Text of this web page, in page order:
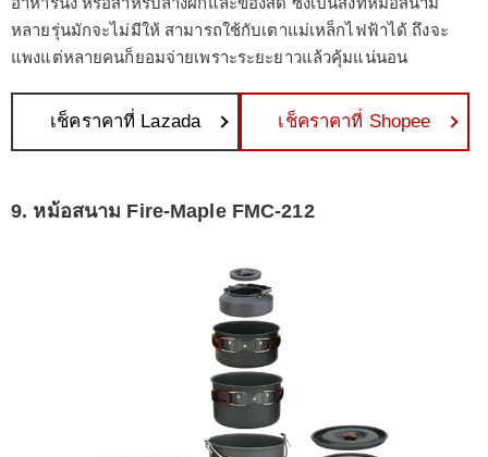
หลายรุ่นมักจะไม่มีให้ สามารถใช้กับเตาแม่เหล็กไฟฟ้าได้ ถึงจะ
แพงแต่หลายคนก็ยอมจ่ายเพราะระยะยาวแล้วคุ้มแน่นอน
เช็คราคาที่ Lazada เช็คราคาที่ Shopee
9. หม้อสนาม Fire-Maple FMC-212